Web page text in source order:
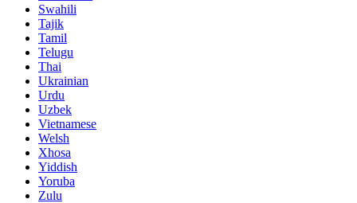
Swahili
Tajik
Tamil
Telugu
Thai
Ukrainian
Urdu
Uzbek
Vietnamese
Welsh
Xhosa
Yiddish
Yoruba
Zulu